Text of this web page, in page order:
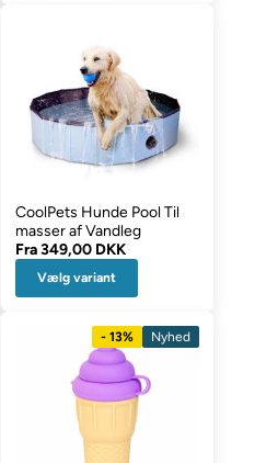
CoolPets Hunde Pool Til
masser af Vandleg
Fra349,00 DKK
Vælg variant
- 13% Nyhed